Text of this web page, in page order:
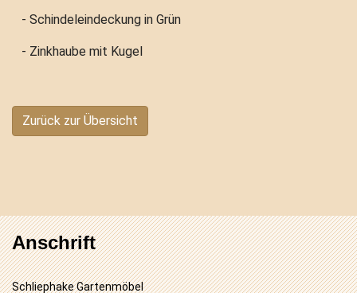
- Schindeleindeckung in Grün
- Zinkhaube mit Kugel
Zurück zur Übersicht
Anschrift
Schliephake Gartenmöbel